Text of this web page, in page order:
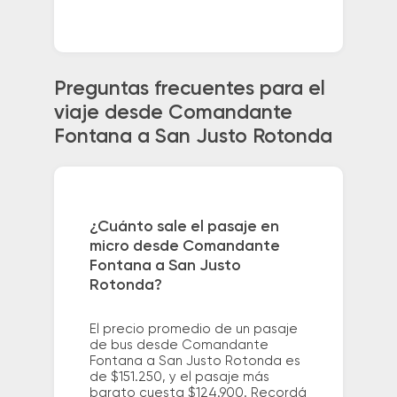
Preguntas frecuentes para el
viaje desde Comandante
Fontana a San Justo Rotonda
¿Cuánto sale el pasaje en
micro desde Comandante
Fontana a San Justo
Rotonda?
El precio promedio de un pasaje
de bus desde Comandante
Fontana a San Justo Rotonda es
de $151.250, y el pasaje más
barato cuesta $124.900. Recordá